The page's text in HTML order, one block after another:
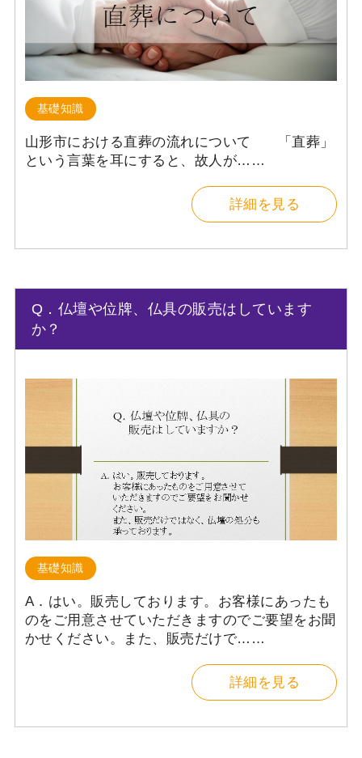
基礎知識
山形市における直葬の流れについて 「直葬」
という言葉を耳にすると、故人が……
詳細を見る
Q．仏壇や位牌、仏具の販売はしています
か？
基礎知識
A．はい。販売しております。お客様にあったも
のをご用意させていただきますのでご要望をお聞
かせください。また、販売だけで……
詳細を見る